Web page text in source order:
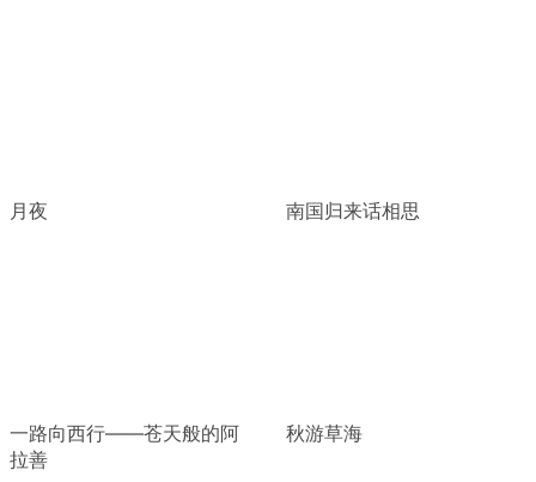
月夜 南国归来话相思
一路向西行——苍天般的阿
拉善
秋游草海